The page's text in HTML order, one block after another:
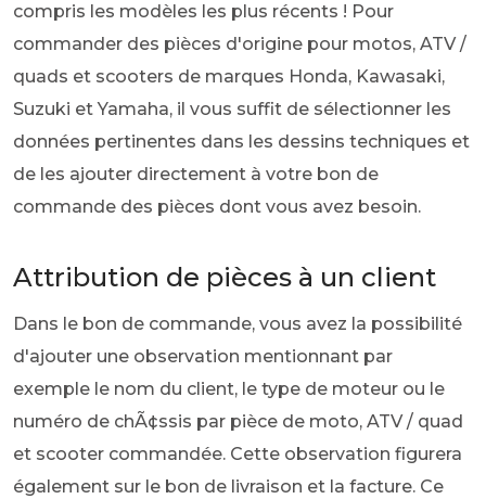
compris les modèles les plus récents ! Pour
commander des pièces d'origine pour motos, ATV /
quads et scooters de marques Honda, Kawasaki,
Suzuki et Yamaha, il vous suffit de sélectionner les
données pertinentes dans les dessins techniques et
de les ajouter directement à votre bon de
commande des pièces dont vous avez besoin.
Attribution de pièces à un client
Dans le bon de commande, vous avez la possibilité
d'ajouter une observation mentionnant par
exemple le nom du client, le type de moteur ou le
numéro de chÃ¢ssis par pièce de moto, ATV / quad
et scooter commandée. Cette observation figurera
également sur le bon de livraison et la facture. Ce